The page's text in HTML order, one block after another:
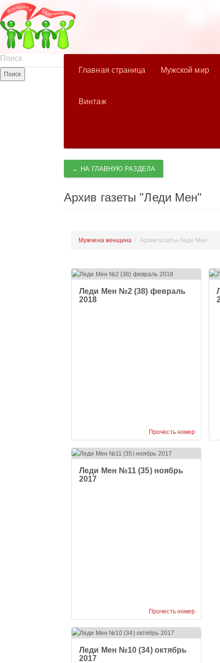
Главная страница Мужской мир
Винтаж
← НА ГЛАВНУЮ РАЗДЕЛА
Архив газеты "Леди Мен"
Мужчина женщина Архив газеты Леди Мен
Прочесть номер
Леди Мен №2 (38) февраль
2018
Прочесть номер
Леди Мен №11 (35) ноябрь
2017
Леди Мен №10 (34) октябрь
2017